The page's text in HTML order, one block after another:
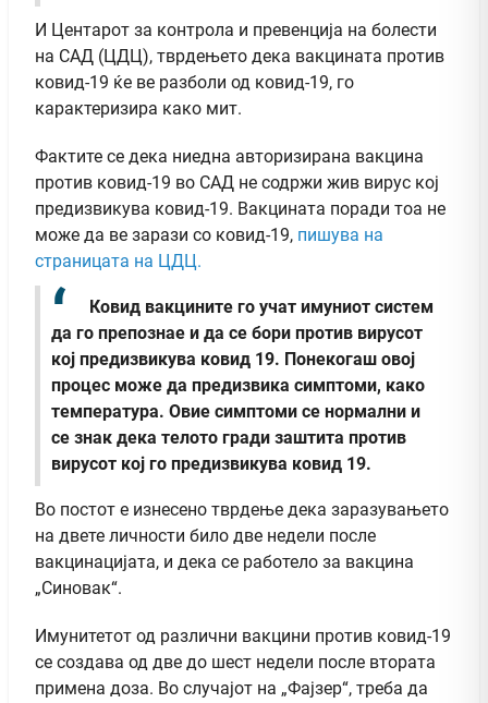
И Центарот за контрола и превенција на болести
на САД (ЦДЦ), тврдењето дека вакцината против
ковид-19 ќе ве разболи од ковид-19, го
карактеризира како мит.
Фактите се дека ниедна авторизирана вакцина
против ковид-19 во САД не содржи жив вирус кој
предизвикува ковид-19. Вакцината поради тоа не
може да ве зарази со ковид-19, пишува на
страницата на ЦДЦ.
Ковид вакцините го учат имуниот систем
да го препознае и да се бори против вирусот
кој предизвикува ковид 19. Понекогаш овој
процес може да предизвика симптоми, како
температура. Овие симптоми се нормални и
се знак дека телото гради заштита против
вирусот кој го предизвикува ковид 19.
Во постот е изнесено тврдење дека заразувањето
на двете личности било две недели после
вакцинацијата, и дека се работело за вакцина
„Синовак“.
Имунитетот од различни вакцини против ковид-19
се создава од две до шест недели после втората
примена доза. Во случајот на „Фајзер“, треба да